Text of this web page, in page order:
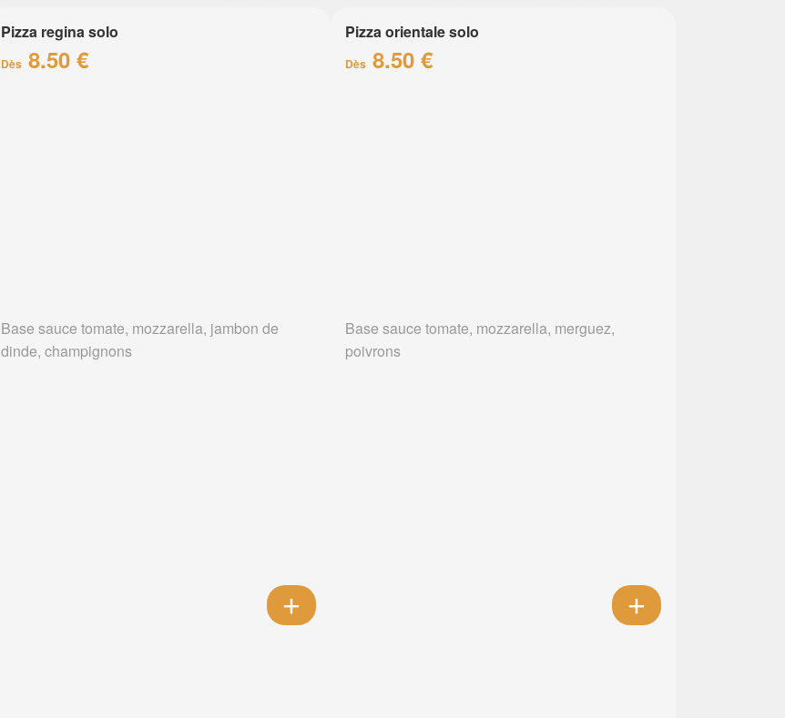
Pizza regina solo
Dès 8.50 €
Base sauce tomate, mozzarella, jambon de
dinde, champignons
Pizza orientale solo
Dès 8.50 €
Base sauce tomate, mozzarella, merguez,
poivrons